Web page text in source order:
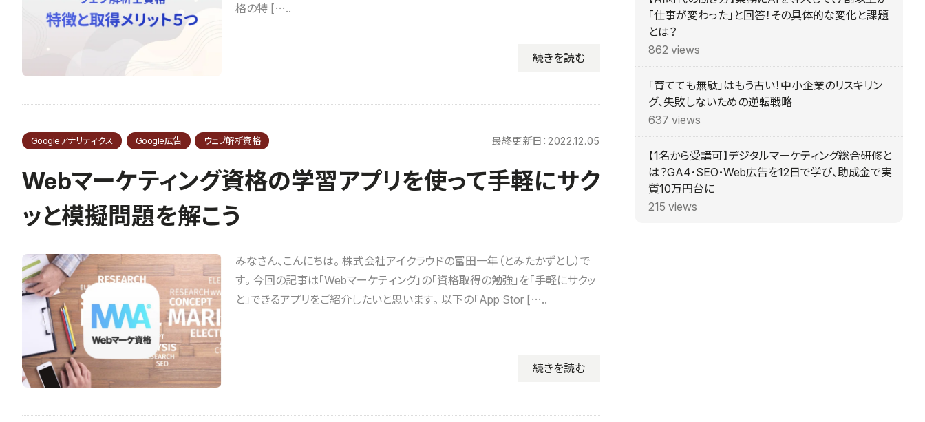
格の特 […..
続きを読む
Googleアナリティクス Google広告 ウェブ解析資格 最終更新日： 2022.12.05
Webマーケティング資格の学習アプリを使って手軽にサク
ッと模擬問題を解こう
みなさん、こんにちは。 株式会社アイクラウドの富田一年（とみたかずとし）で
す。 今回の記事は「Webマーケティング」の「資格取得の勉強」を「手軽にサクッ
と」できるアプリをご紹介したいと思います。 以下の「App Stor […..
続きを読む
「仕事が変わった」と回答！その具体的な変化と課題
とは？
862 views
「育てても無駄」はもう古い！中小企業のリスキリン
グ、失敗しないための逆転戦略
637 views
【1名から受講可】デジタルマーケティング総合研修と
は？GA4・SEO・Web広告を12日で学び、助成金で実
質10万円台に
215 views